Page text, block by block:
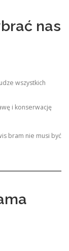
nas
wszystkich
i konserwację
bram nie musi być